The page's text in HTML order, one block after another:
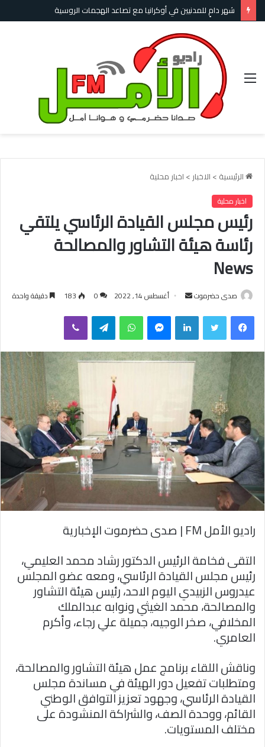
شهر دامٍ للمدنيين في أوكرانيا مع تصاعد الهجمات الروسية
القائمة
الرئيسية > الاخبار > اخبار محلية
اخبار محلية
رئيس مجلس القيادة الرئاسي يلتقي
رئاسة هيئة التشاور والمصالحة
News
صدى حضرموت
س
ل
ب
ر
ل
ك
ت
ر
ن
أغسطس 14, 2022 0
183 دقيقة واحدة
فيسبوك لينكدإن واتساب تيلقرام
راديو الأمل FM | صدى حضرموت الإخبارية
التقى فخامة الرئيس الدكتور رشاد محمد العليمي،
رئيس مجلس القيادة الرئاسي، ومعه عضو المجلس
عيدروس الزبيدي اليوم الاحد، رئيس هيئة التشاور
والمصالحة، محمد الغيثي ونوابه عبدالملك
المخلافي، صخر الوجيه، جميلة علي رجاء، وأكرم
العامري.
وناقش اللقاء برنامج عمل هيئة التشاور والمصالحة،
ومتطلبات تفعيل دور الهيئة في مساندة مجلس
القيادة الرئاسي، وجهود تعزيز التوافق الوطني
القائم، ووحدة الصف، والشراكة المنشودة على
مختلف المستويات.